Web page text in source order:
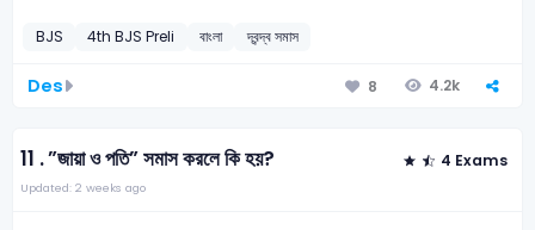
BJS 4th BJS Preli বাংলা দ্বন্দ্ব সমাস
Des 8 4.2k
11 .”জায়া ও পতি” সমাস করলে কি হয়? 4 Exams
Updated: 2 weeks ago